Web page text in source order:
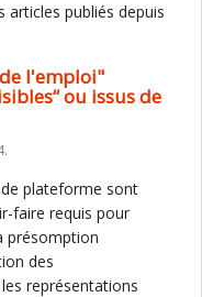
articles publiés depuis
l'emploi"
ou issus de
plateforme sont
faire requis pour
présomption
des
représentations